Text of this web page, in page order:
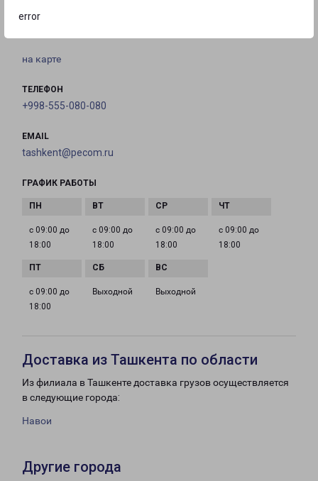
error
на карте
ТЕЛЕФОН
+998-555-080-080
EMAIL
tashkent@pecom.ru
ГРАФИК РАБОТЫ
с 09:00 до
18:00
с 09:00 до
18:00
с 09:00 до
18:00
с 09:00 до
18:00
с 09:00 до
18:00
Выходной Выходной
Доставка из Ташкента по области
Из филиала в Ташкенте доставка грузов осуществляется
в следующие города:
Навои
Другие города